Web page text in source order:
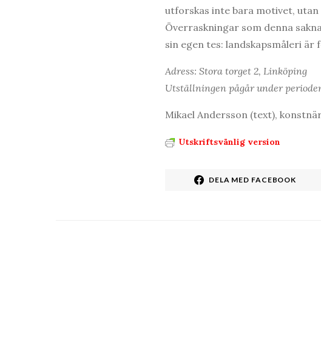
utforskas inte bara motivet,
Överraskningar som denna
sin egen tes: landskapsmåleri
Adress: Stora torget 2, Linköping
Utställningen pågår under
Mikael Andersson (text),
Utskriftsvänlig version
DELA MED FACEBOOK